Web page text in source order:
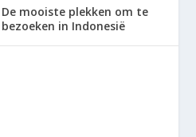
De mooiste plekken om te
bezoeken in Indonesië